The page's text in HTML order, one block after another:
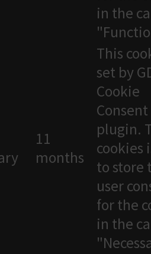
in the
11
months
This
set by
Cookie
Consent
plugin.
cookies
to store
user
for the
in the